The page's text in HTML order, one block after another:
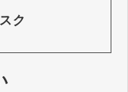
ク